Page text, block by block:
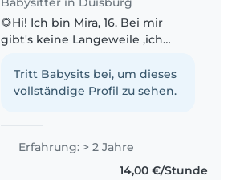
🌻Hi! Ich bin Mira, 16. Bei mir
gibt's keine Langeweile ,ich
bastle und tanze total gerne.
Nach den Sommerferien starte
Tritt Babysits bei, um dieses
vollständige Profil zu sehen.
Erfahrung: > 2 Jahre
14,00 €/Stunde